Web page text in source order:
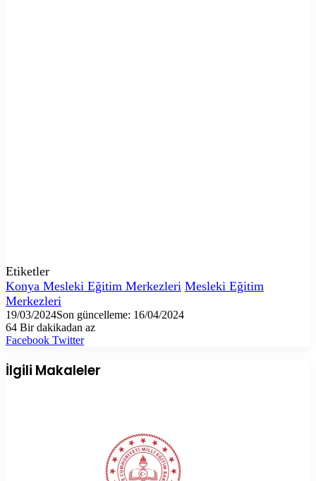
Etiketler
Konya Mesleki Eğitim Merkezleri Mesleki Eğitim
Merkezleri
19/03/2024Son güncelleme: 16/04/2024
64 Bir dakikadan az
Facebook TwitterLinkedIn
Tumblr
Pinterest
Reddit
VKontakte
E-
ile
paylaş
Yazdır
İlgili Makaleler